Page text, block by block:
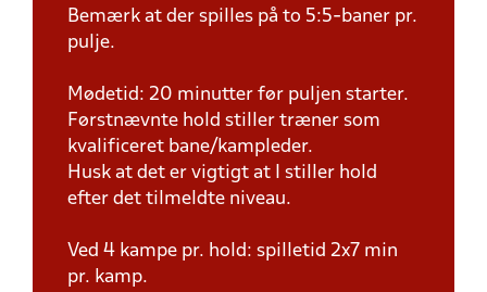
Bemærk at der spilles på to 5:5-baner pr.
pulje.
Mødetid: 20 minutter før puljen starter.
Førstnævnte hold stiller træner som
kvalificeret bane/kampleder.
Husk at det er vigtigt at I stiller hold
efter det tilmeldte niveau.
Ved 4 kampe pr. hold: spilletid 2x7 min
pr. kamp.